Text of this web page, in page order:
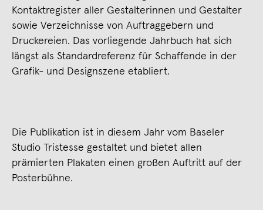
Kontaktregister aller Gestalterinnen und Gestalter
sowie Verzeichnisse von Auftraggebern und
Druckereien. Das vorliegende Jahrbuch hat sich
längst als Standardreferenz für Schaffende in der
Grafik- und Designszene etabliert.
Die Publikation ist in diesem Jahr vom Baseler
Studio Tristesse gestaltet und bietet allen
prämierten Plakaten einen großen Auftritt auf der
Posterbühne.